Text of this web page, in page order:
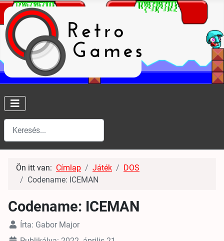
Keresés
Ön itt van: Címlap Játék
DOS
Codename: ICEMAN
Codename: ICEMAN
Írta: Gabor Major